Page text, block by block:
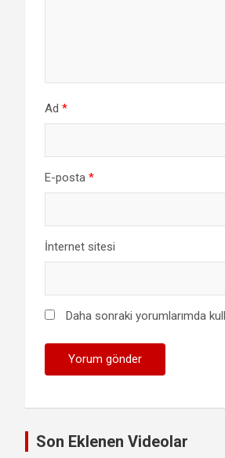
Ad *
E-posta *
İnternet sitesi
Daha sonraki yorumlarımda
Son Eklenen Videolar